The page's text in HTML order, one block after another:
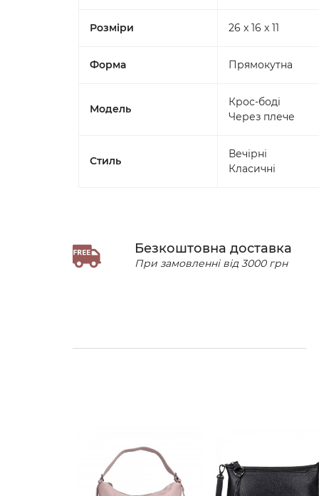
Розміри 26 x 16 x 11
Форма Прямокутна
Модель
Крос-боді
Через плече
Стиль
Вечірні
Класичні
Безкоштовна доставка
При замовленні від 3000 грн